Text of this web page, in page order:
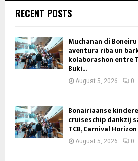
RECENT POSTS
Muchanan di
aventura riba un
kolaborashon entre
Buki...
August 5, 2026 0
Bonairiaanse
cruiseschip dankzij
TCB, Carnival
August 5, 2026 0